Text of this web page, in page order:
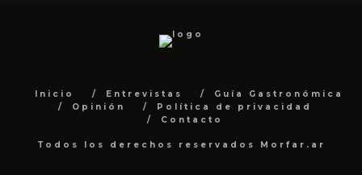
Inicio Entrevistas
Guía Gastronómica
Opinión
Política de privacidad
Contacto
Todos los derechos reservados Morfar.ar